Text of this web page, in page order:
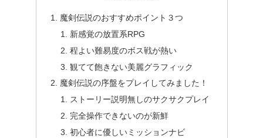
魔剣伝説のおすすめポイント３つ
新感覚の放置系RPG
程よい難易度のボス戦が熱い
観てて飽きない美麗グラフィック
魔剣伝説の序盤をプレイしてみました！
ストーリー説明無しのサクサクプレイ
完全操作できないのが新鮮
初心者に優しいミッションナビ